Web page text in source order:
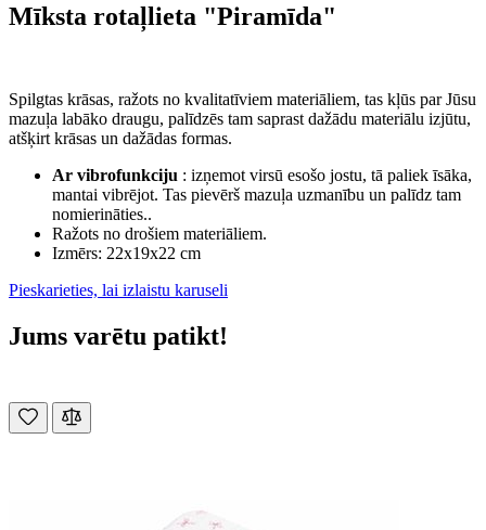
Mīksta rotaļlieta "Piramīda"
Spilgtas krāsas, ražots no kvalitatīviem materiāliem, tas kļūs par Jūsu
mazuļa labāko draugu, palīdzēs tam saprast dažādu materiālu izjūtu,
atšķirt krāsas un dažādas formas.
Ar vibrofunkciju : izņemot virsū esošo jostu, tā paliek īsāka,
mantai vibrējot. Tas pievērš mazuļa uzmanību un palīdz tam
nomierināties..
Ražots no drošiem materiāliem.
Izmērs: 22x19x22 cm
Pieskarieties, lai izlaistu karuseli
Jums varētu patikt!